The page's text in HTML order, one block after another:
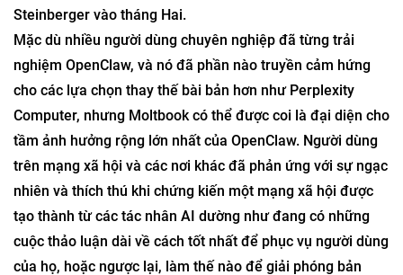
Steinberger vào tháng Hai.
Mặc dù nhiều người dùng chuyên nghiệp đã từng trải
nghiệm OpenClaw, và nó đã phần nào truyền cảm hứng
cho các lựa chọn thay thế bài bản hơn như Perplexity
Computer, nhưng Moltbook có thể được coi là đại diện cho
tầm ảnh hưởng rộng lớn nhất của OpenClaw. Người dùng
trên mạng xã hội và các nơi khác đã phản ứng với sự ngạc
nhiên và thích thú khi chứng kiến ​​một mạng xã hội được
tạo thành từ các tác nhân AI dường như đang có những
cuộc thảo luận dài về cách tốt nhất để phục vụ người dùng
của họ, hoặc ngược lại, làm thế nào để giải phóng bản